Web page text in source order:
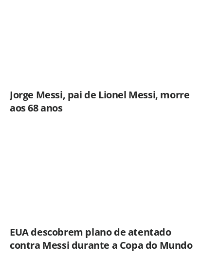
Jorge Messi, pai de Lionel Messi, morre
aos 68 anos
EUA descobrem plano de atentado
contra Messi durante a Copa do Mundo